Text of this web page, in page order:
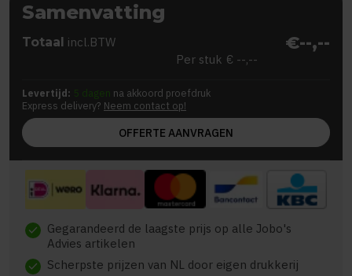
Samenvatting
Totaal incl.BTW €--,--
Per stuk € --,--
Levertijd: 5 dagen na akkoord proefdruk
Express delivery? Neem contact op!
OFFERTE AANVRAGEN
check Gegarandeerd de laagste prijs op alle Jobo's
Advies artikelen
check Scherpste prijzen van NL door eigen drukkerij